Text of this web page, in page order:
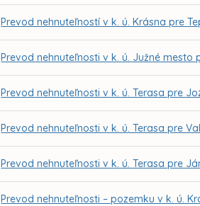
Prevod nehnuteľností v k. ú. Krásna pre
Prevod nehnuteľnosti v k. ú. Južné mesto
Prevod nehnuteľnosti v k. ú. Terasa pre
Prevod nehnuteľnosti v k. ú. Terasa pre
Prevod nehnuteľnosti v k. ú. Terasa pre
Prevod nehnuteľnosti – pozemku v k. ú.